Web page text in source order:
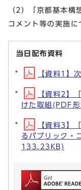
（2）「京都基本構
コメント等の実施に
当日配布資料
【資料1】
【資料2】
けた取組(PDF
【資料3】
るパブリック・
133.23KB)